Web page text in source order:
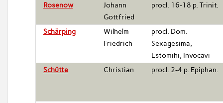
Rosenow
Johann
Gottfried
procl. 16-18 p. Trinit.
Schärping
Wilhelm
Friedrich
procl. Dom.
Sexagesima,
Estomihi, Invocavi
Schütte
Christian procl. 2-4 p. Epiphan.